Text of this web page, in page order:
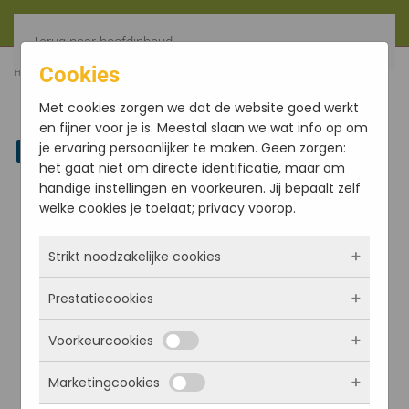
Terug naar hoofdinhoud
HOME FILTER
Linkedin
Cookies
Met cookies zorgen we dat de website goed werkt
en fijner voor je is. Meestal slaan we wat info op om
je ervaring persoonlijker te maken. Geen zorgen:
het gaat niet om directe identificatie, maar om
handige instellingen en voorkeuren. Jij bepaalt zelf
welke cookies je toelaat; privacy voorop.
Strikt noodzakelijke cookies
Deze cookies zorgen ervoor dat de website
überhaupt werkt. Ze zijn dus altijd actief en
kunnen niet worden uitgezet. Meestal worden
ze alleen geplaatst als jij iets doet, zoals
inloggen, een formulier invullen of je
Prestatiecookies
Met deze cookies zien we hoe vaak onze site
bezocht wordt, waar bezoekers vandaan
komen en welke pagina’s populair zijn. Zo
Voorkeurcookies
Deze cookies onthouden jouw voorkeuren.
Marketingcookies